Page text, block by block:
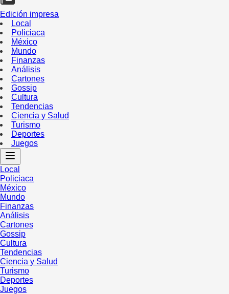
Edición impresa
Local
Policiaca
México
Mundo
Finanzas
Análisis
Cartones
Gossip
Cultura
Tendencias
Ciencia y Salud
Turismo
Deportes
Juegos
Local
Policiaca
México
Mundo
Finanzas
Análisis
Cartones
Gossip
Cultura
Tendencias
Ciencia y Salud
Turismo
Deportes
Juegos